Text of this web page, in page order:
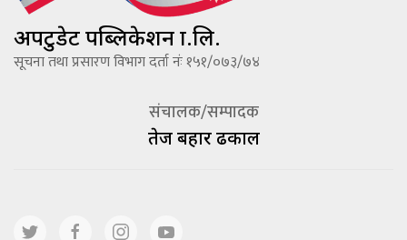
अपटुडेट पब्लिकेशन प्रा.लि.
सूचना तथा प्रसारण विभाग दर्ता नंः १५१/०७३/७४
संचालक/सम्पादक
तेज बहादूर ढकाल